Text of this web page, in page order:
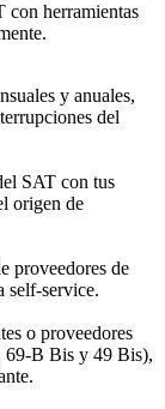
con herramientas
y anuales,
del
SAT con tus
origen de
proveedores de
self-service.
o proveedores
69-B Bis y 49 Bis),